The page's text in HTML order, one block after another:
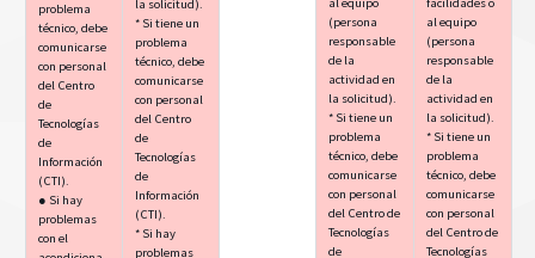
problema
técnico, debe
comunicarse
con personal
del Centro
de
Tecnologías
de
Información
(CTI).
● Si hay
problemas
con el
* Si tiene un
problema
técnico, debe
comunicarse
con personal
del Centro
de
Tecnologías
de
Información
(CTI).
* Si hay
problemas
(persona
responsable
de la
actividad en
la solicitud).
* Si tiene un
problema
técnico, debe
comunicarse
con personal
del Centro de
Tecnologías
de
al equipo
(persona
responsable
de la
actividad en
la solicitud).
* Si tiene un
problema
técnico, debe
comunicarse
con personal
del Centro de
Tecnologías